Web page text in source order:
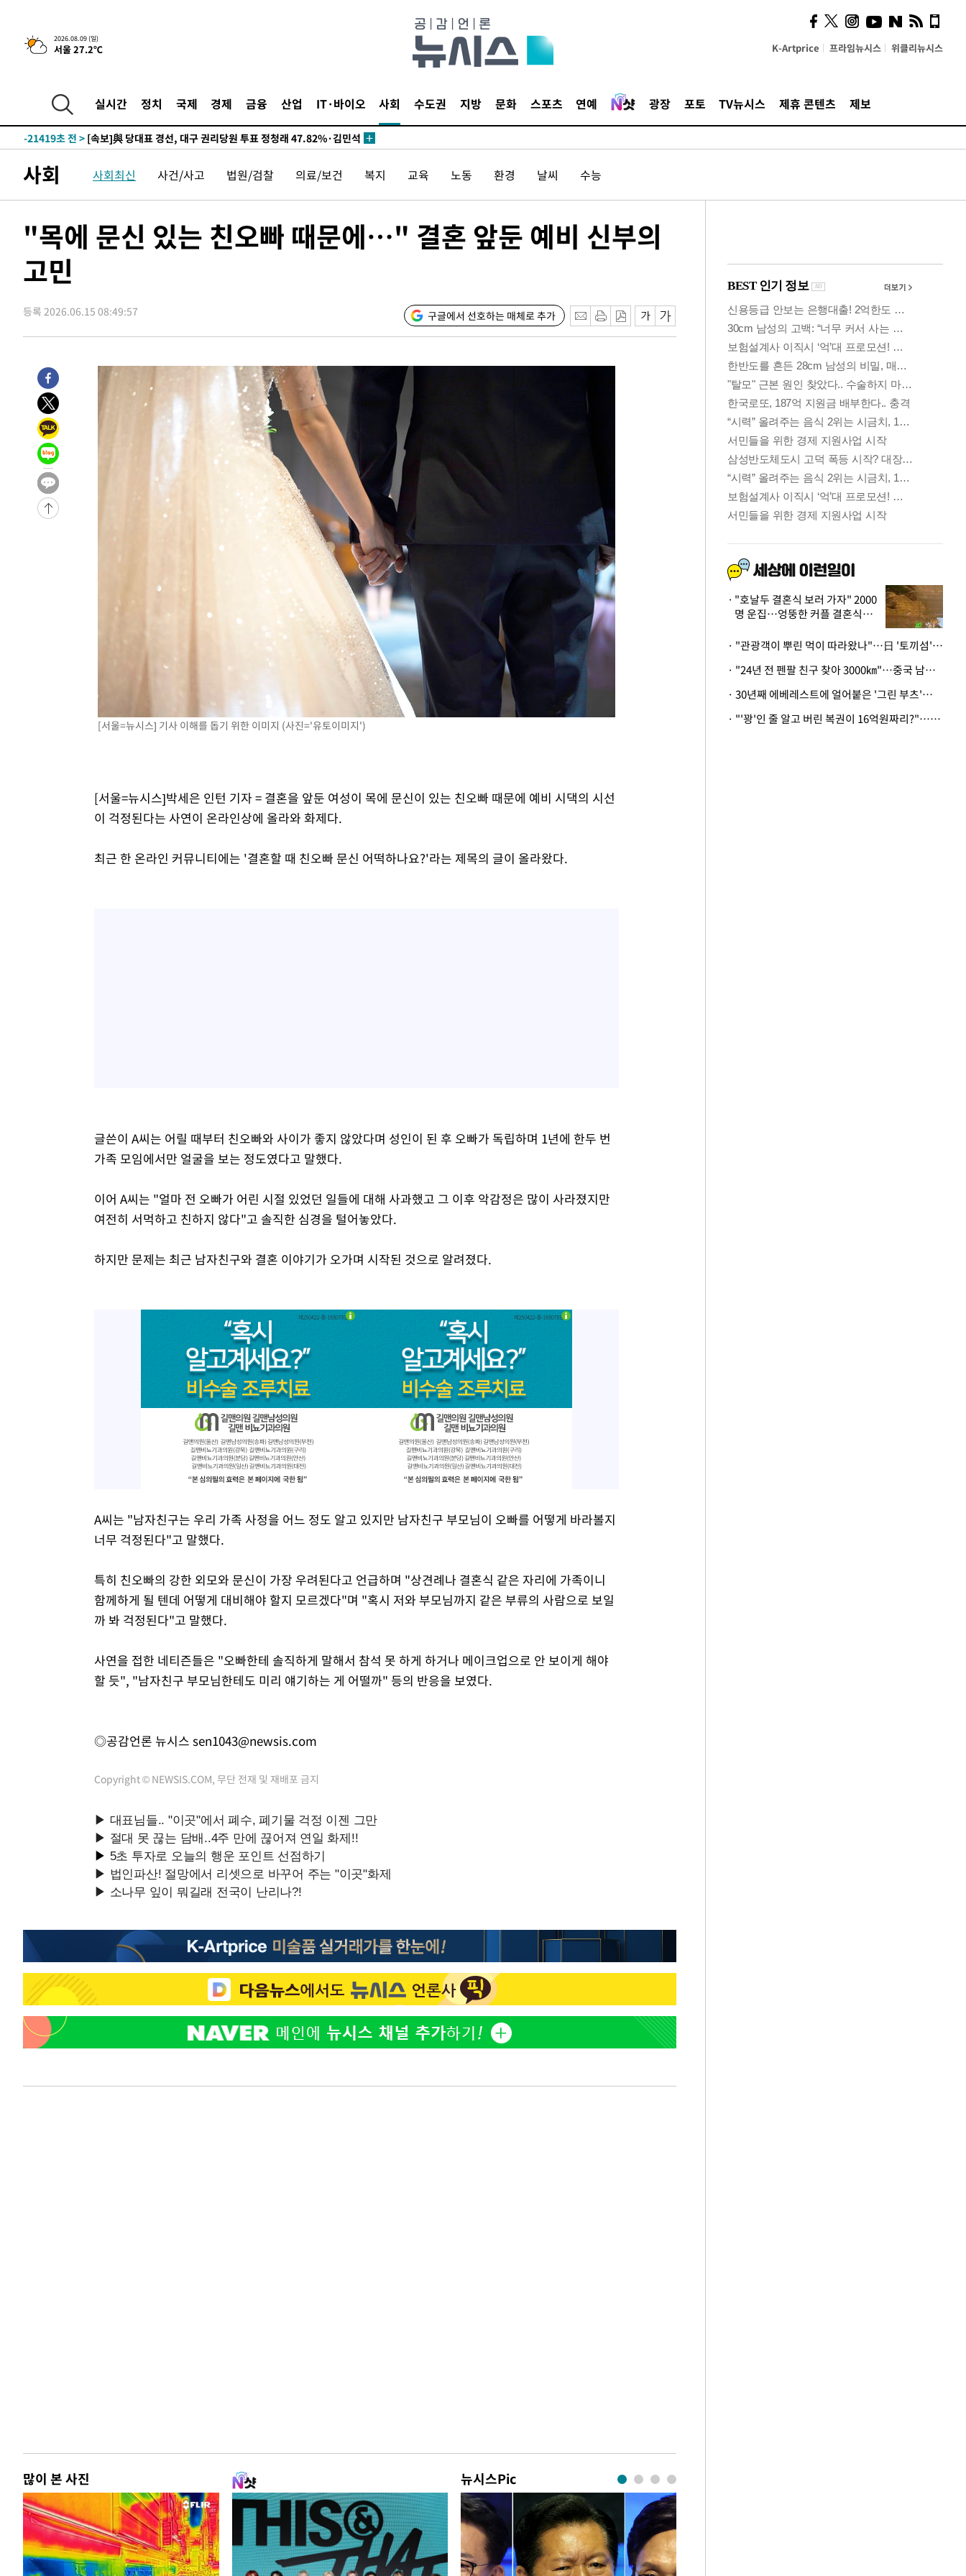
2026.08.09 (일)
서울 27.2℃ K-Artprice 프라임뉴시스 위클리뉴시스
실시간 정치 국제 경제 금융 산업 IT·바이오 사회 수도권 지방 문화 스포츠 연예 광장 포토 TV뉴시스 제휴 콘텐츠 제보
-23906초 전 >AT마드리드 데뷔 앞둔 이강인, 맨시티전 선발 대신 '벤치 시작'
-22536초 전 > [속보]與 강원·TK 당원투표 합산 김민석 48.54%로 승리…정청래
44.53%
-21710초 전 >
[속보]與전대 권리당원투표…강원·경북 김민석, 대구 정청래 승리
-21517초 전 >
45.71%
-21419초 전 > [속보]與 당대표 경선, 대구 권리당원 투표 정청래 47.82%·김민석
득표
-19134초 전 >
"일본축구협회, 대한축구협회 성 접대 의혹 심판 조사"
-11776초 전 >[속보]장은수, KLPGA 제주삼다수 역전 우승…데뷔 10년 차에 첫
-7068초 전 > 손흥민, 68분 뛰고 2경기 침묵…LAFC, 톨루카에 1-0 승리(종합)
-6340초 전 >
-5092초 전 >
2시간 전 >콜롬비아 신임 우파 대통령 취임 하루만에 차량폭탄 폭발 사건
4시간 전 >튀르키예 외무장관, "메카 3국 방위협정은 이란이 목표 아냐 " 밝혀
-30988초 전 >
네타냐후, 트럼프의 가자 평화 2차 15개조 평화안 '거부'
-27584초 전 >
이강인 ATM 입단식에 '상암벌 들썩'…"세계적인 선수 되길"
-26580초 전 >
태풍 돌핀, 중 저장성 타이저우시 해안에 상륙 (1보)
-23926초 전 >
AT마드리드 데뷔 앞둔 이강인, 맨시티전 선발 대신 '벤치 시작'
-22556초 전 >
[속보]與 강원·TK 당원투표 합산 김민석 48.54%로 승리…정청래
44.40%
-21890초 전 >
與 강원·TK 당원투표 합산 김민석 46.01%로 승리…정청래
44.53%
-21730초 전 >
[속보]與전대 권리당원투표…강원·경북 김민석, 대구 정청래 승리
-21537초 전 >
[속보]與 당대표 경선, 경북 권리당원 투표 김민석 47.37%·정청래
[속보]與 당대표 경선, 대구 권리당원 투표 정청래 47.82%·김민석
[속보]與 당대표 경선, 강원 권리당원 투표 김민석 승리…50.30%
"일본축구협회, 대한축구협회 성 접대 의혹 심판 조사"
[속보]장은수, KLPGA 제주삼다수 역전 우승…데뷔 10년 차에 첫
"얼마나 더웠으면"…안동 물길공원서 헤엄친 구렁이 '소동'
손흥민, 68분 뛰고 2경기 침묵…LAFC, 톨루카에 1-0 승리(종합)
'2경기 연속 침묵' 손흥민, 톨루카전 68분만 뛰고 슈팅 0개
이강인, 오늘 서울서 AT마드리드 입단식…'전례 없는 특급대우'
'여긴 20도, 저긴 50도'…열화상 카메라로 본 폭염 저감시설 '온도차'
콜롬비아 신임 우파 대통령 취임 하루만에 차량폭탄 폭발 사건
사회 사회최신 사건/사고 법원/검찰 의료/보건 복지 교육 노동 환경 날씨 수능
"목에 문신 있는 친오빠 때문에…" 결혼 앞둔 예비 신부의
고민
등록 2026.06.15 08:49:57 구글에서 선호하는 매체로 추가
[서울=뉴시스] 기사 이해를 돕기 위한 이미지 (사진='유토이미지')
[서울=뉴시스]박세은 인턴 기자 = 결혼을 앞둔 여성이 목에 문신이 있는 친오빠 때문에 예비 시댁의 시선
이 걱정된다는 사연이 온라인상에 올라와 화제다.
최근 한 온라인 커뮤니티에는 '결혼할 때 친오빠 문신 어떡하나요?'라는 제목의 글이 올라왔다.
글쓴이 A씨는 어릴 때부터 친오빠와 사이가 좋지 않았다며 성인이 된 후 오빠가 독립하며 1년에 한두 번
가족 모임에서만 얼굴을 보는 정도였다고 말했다.
이어 A씨는 "얼마 전 오빠가 어린 시절 있었던 일들에 대해 사과했고 그 이후 악감정은 많이 사라졌지만
여전히 서먹하고 친하지 않다"고 솔직한 심경을 털어놓았다.
하지만 문제는 최근 남자친구와 결혼 이야기가 오가며 시작된 것으로 알려졌다.
A씨는 "남자친구는 우리 가족 사정을 어느 정도 알고 있지만 남자친구 부모님이 오빠를 어떻게 바라볼지
너무 걱정된다"고 말했다.
특히 친오빠의 강한 외모와 문신이 가장 우려된다고 언급하며 "상견례나 결혼식 같은 자리에 가족이니
함께하게 될 텐데 어떻게 대비해야 할지 모르겠다"며 "혹시 저와 부모님까지 같은 부류의 사람으로 보일
까 봐 걱정된다"고 말했다.
사연을 접한 네티즌들은 "오빠한테 솔직하게 말해서 참석 못 하게 하거나 메이크업으로 안 보이게 해야
할 듯", "남자친구 부모님한테도 미리 얘기하는 게 어떨까" 등의 반응을 보였다.
◎공감언론 뉴시스 sen1043@newsis.com
Copyright © NEWSIS.COM, 무단 전재 및 재배포 금지
많이 본 사진 뉴시스Pic
사이 해답 찾았죠"…알을
깨고 나온 '초자아'
"호날두 결혼식 보러 가자" 2000
명 운집…엉뚱한 커플 결혼식에
· "관광객이 뿌린 먹이 따라왔나"…日 '토끼섬' 멧돼지, 토끼까지 사냥
· "24년 전 펜팔 친구 찾아 3000㎞"…중국 남성 사연에 '뭉클'
· 30년째 에베레스트에 얼어붙은 '그린 부츠'…드디어 가족 품으로
· "'꽝'인 줄 알고 버린 복권이 16억원짜리?"…극적으로 되찾은 사연